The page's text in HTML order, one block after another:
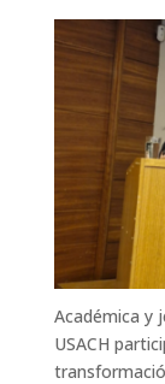
Académica y
USACH